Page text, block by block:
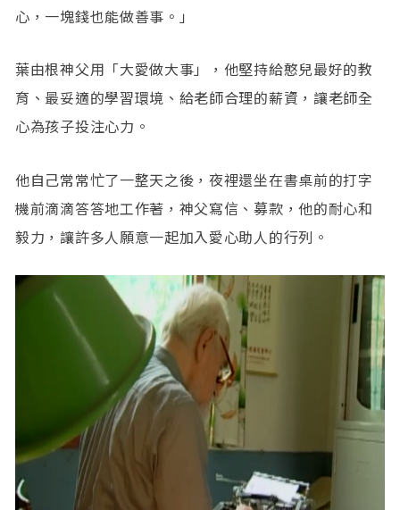
心，一塊錢也能做善事。」
葉由根神父用「大愛做大事」，他堅持給憨兒最好的教
育、最妥適的學習環境、給老師合理的薪資，讓老師全
心為孩子投注心力。
他自己常常忙了一整天之後，夜裡還坐在書桌前的打字
機前滴滴答答地工作著，神父寫信、募款，他的耐心和
毅力，讓許多人願意一起加入愛心助人的行列。